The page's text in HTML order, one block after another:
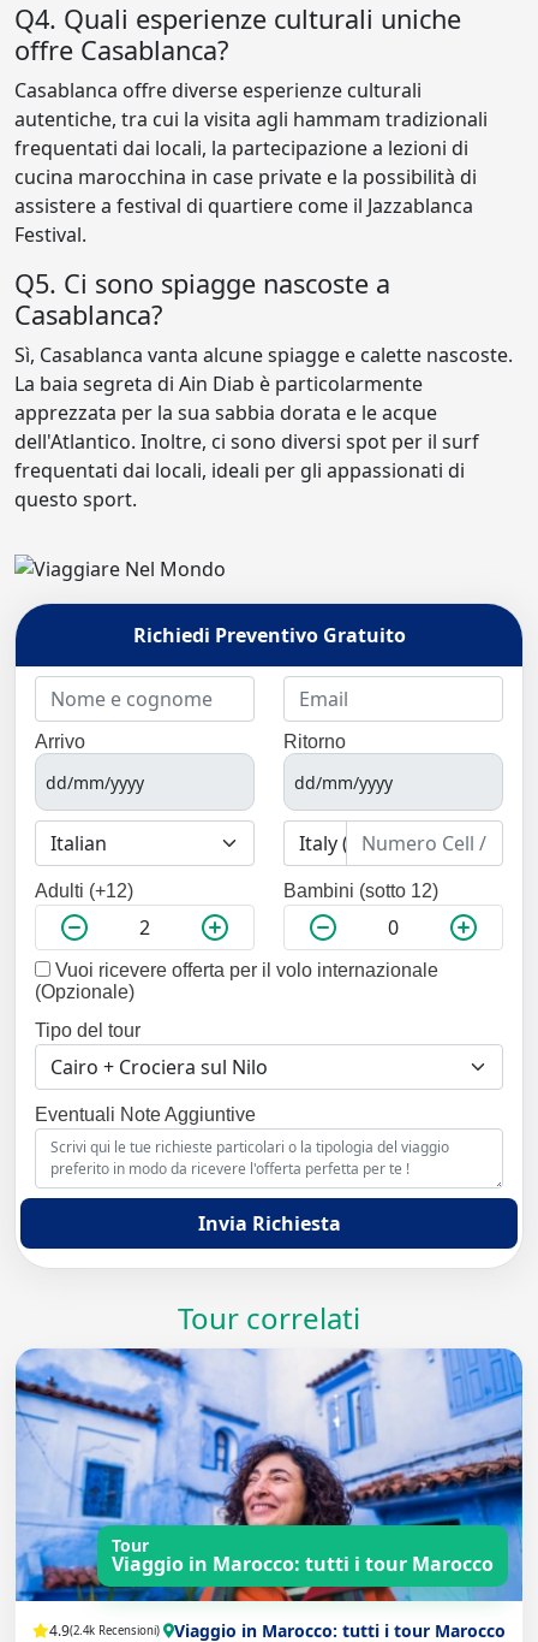
Q4. Quali esperienze culturali uniche
offre Casablanca?
Casablanca offre diverse esperienze culturali
autentiche, tra cui la visita agli hammam tradizionali
frequentati dai locali, la partecipazione a lezioni di
cucina marocchina in case private e la possibilità di
assistere a festival di quartiere come il Jazzablanca
Festival.
Q5. Ci sono spiagge nascoste a
Casablanca?
Sì, Casablanca vanta alcune spiagge e calette nascoste.
La baia segreta di Ain Diab è particolarmente
apprezzata per la sua sabbia dorata e le acque
dell'Atlantico. Inoltre, ci sono diversi spot per il surf
frequentati dai locali, ideali per gli appassionati di
questo sport.
Richiedi Preventivo Gratuito
Arrivo Ritorno
Adulti (+12) Bambini (sotto 12)
Vuoi ricevere offerta per il volo internazionale
(Opzionale)
Tipo del tour
Eventuali Note Aggiuntive
Invia Richiesta
Tour correlati
Tour
Viaggio in Marocco: tutti i tour Marocco
4.9(2.4k Recensioni) Viaggio in Marocco: tutti i tour Marocco